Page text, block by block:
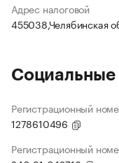
Адрес налоговой
455038,Челябинская
Регистрационный
1278610496
Регистрационный